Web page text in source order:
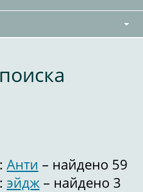
Анти – найдено 59
эйдж – найдено 3